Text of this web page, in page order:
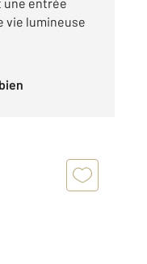
vie lumineuse